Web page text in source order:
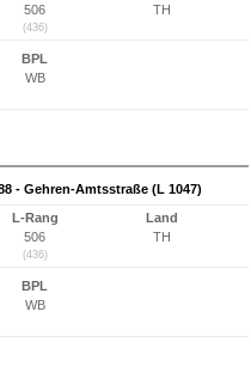
506
(436)
TH
BPL
WB
- Gehren-Amtsstraße (L 1047)
L-Rang
506
(436)
Land
TH
BPL
WB